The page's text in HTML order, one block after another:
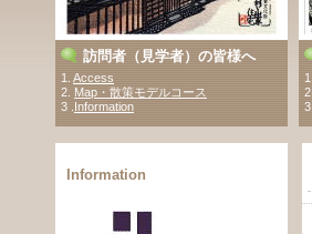
訪問者（見学者）の皆様へ
1. Access
2. Map・散策モデルコース
3 . Information
1.
2.
3.
Information